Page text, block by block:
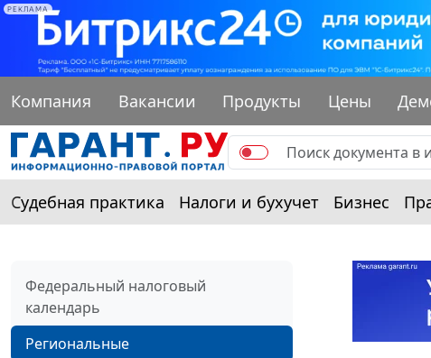
РЕКЛАМА
Компания Вакансии Продукты Цены
Судебная практика Налоги и бухучет Бизнес
Федеральный налоговый
календарь
Региональные